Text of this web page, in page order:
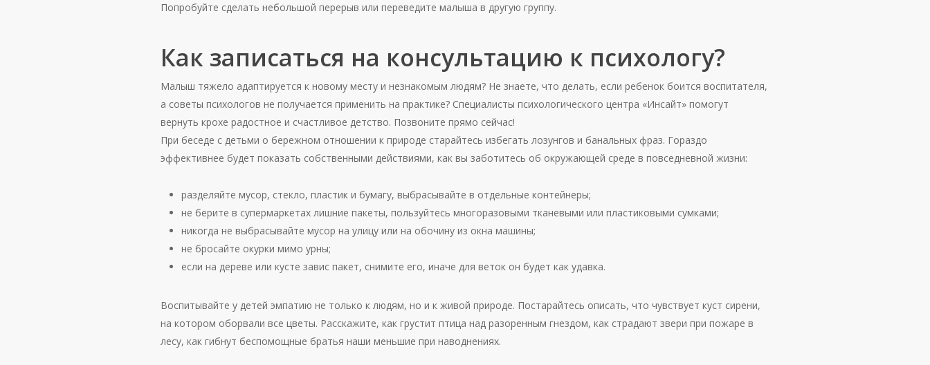
Попробуйте сделать небольшой перерыв или переведите малыша в другую группу.
Как записаться на консультацию к психологу?
Малыш тяжело адаптируется к новому месту и незнакомым людям? Не знаете, что делать, если ребенок боится воспитателя,
а советы психологов не получается применить на практике? Специалисты психологического центра «Инсайт» помогут
вернуть крохе радостное и счастливое детство. Позвоните прямо сейчас!
При беседе с детьми о бережном отношении к природе старайтесь избегать лозунгов и банальных фраз. Гораздо
эффективнее будет показать собственными действиями, как вы заботитесь об окружающей среде в повседневной жизни:
разделяйте мусор, стекло, пластик и бумагу, выбрасывайте в отдельные контейнеры;
не берите в супермаркетах лишние пакеты, пользуйтесь многоразовыми тканевыми или пластиковыми сумками;
никогда не выбрасывайте мусор на улицу или на обочину из окна машины;
не бросайте окурки мимо урны;
если на дереве или кусте завис пакет, снимите его, иначе для веток он будет как удавка.
Воспитывайте у детей эмпатию не только к людям, но и к живой природе. Постарайтесь описать, что чувствует куст сирени,
на котором оборвали все цветы. Расскажите, как грустит птица над разоренным гнездом, как страдают звери при пожаре в
лесу, как гибнут беспомощные братья наши меньшие при наводнениях.